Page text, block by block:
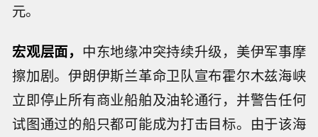
元。
宏观层面， 中东地缘冲突持续升级，美伊军事摩
擦加剧。伊朗伊斯兰革命卫队宣布霍尔木兹海峡
立即停止所有商业船舶及油轮通行，并警告任何
试图通过的船只都可能成为打击目标。由于该海